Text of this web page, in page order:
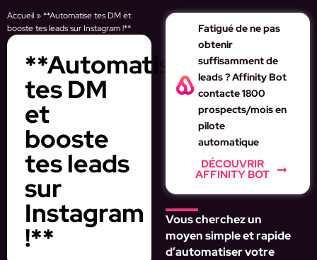
Accueil»**Automatise tes DM et
booste tes leads sur Instagram !**
**Automatise
tes DM
et
booste
tes leads
sur
Instagram
!**
Fatigué de ne pas
obtenir
suffisamment de
leads ? Affinity Bot
contacte 1800
prospects/mois en
pilote
automatique
DÉCOUVRIR
AFFINITY BOT
Vous cherchez un
moyen simple et rapide
d’automatiser votre